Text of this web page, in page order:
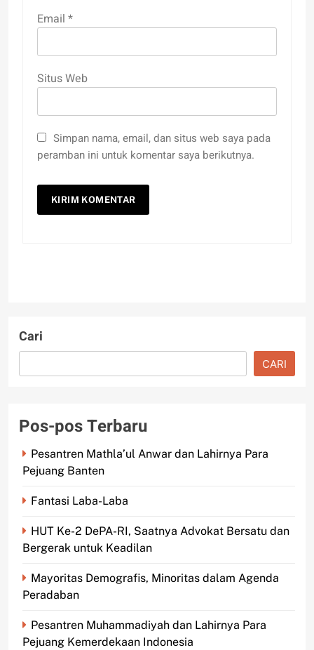
Email *
Situs Web
Simpan nama, email, dan situs web saya pada
peramban ini untuk komentar saya berikutnya.
Cari
CARI
Pos-pos Terbaru
Pesantren Mathla’ul Anwar dan Lahirnya Para
Pejuang Banten
Fantasi Laba-Laba
HUT Ke-2 DePA-RI, Saatnya Advokat Bersatu dan
Bergerak untuk Keadilan
Mayoritas Demografis, Minoritas dalam Agenda
Peradaban
Pesantren Muhammadiyah dan Lahirnya Para
Pejuang Kemerdekaan Indonesia